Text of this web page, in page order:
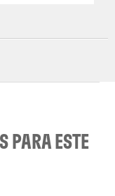
PARA ESTE